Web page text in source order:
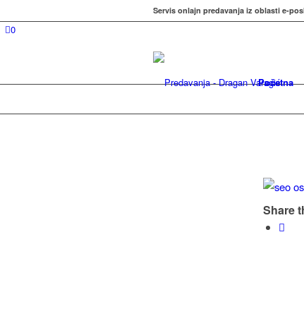
Servis onlajn predavanja iz oblasti e-
0
Početna
Share